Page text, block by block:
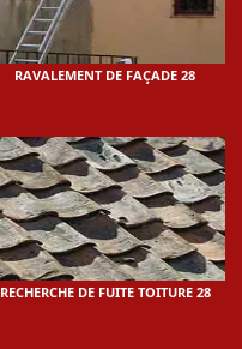
RAVALEMENT DE FAÇADE 28
RECHERCHE DE FUITE TOITURE 28